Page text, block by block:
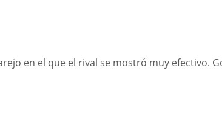
en el que el rival se mostró muy efectivo.